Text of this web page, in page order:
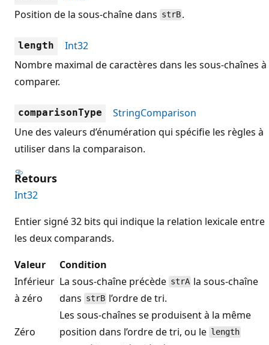
Position de la sous-chaîne dans strB .
length
Int32
Nombre maximal de caractères dans les sous-chaînes à
comparer.
comparisonType
StringComparison
Une des valeurs d’énumération qui spécifie les règles à
utiliser dans la comparaison.
Retours
Int32
Entier signé 32 bits qui indique la relation lexicale entre
les deux comparands.
Valeur
Condition
Inférieur
à zéro
La sous-chaîne précède strA la sous-chaîne
dans strB l’ordre de tri.
Zéro
Les sous-chaînes se produisent à la même
position dans l’ordre de tri, ou le length